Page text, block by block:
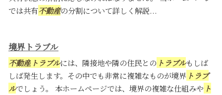
では共有不動産の分割について詳しく解説...
境界トラブル
不動産 トラブルには、隣接地や隣の住民との トラブルもしば
しば発生します。その中でも非常に複雑なものが境界 トラブ
ルでしょう。 本ホームページでは、境界の複雑な仕組みや ト